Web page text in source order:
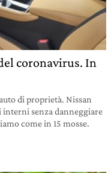
coronavirus. In
di proprietà. Nissan
interni senza danneggiare
come in 15 mosse.